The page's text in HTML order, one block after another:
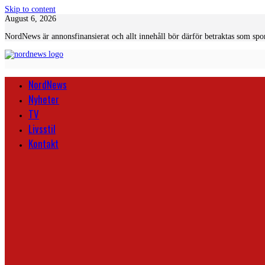
Skip to content
August 6, 2026
NordNews är annonsfinansierat och allt innehåll bör därför betraktas som
NordNews
Nyheter
TV
Livsstil
Kontakt